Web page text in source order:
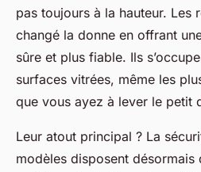
pas toujours à la hauteur. Les
changé la donne en offrant
sûre et plus fiable. Ils
surfaces vitrées, même les
que vous ayez à lever le petit
Leur atout principal ? La
modèles disposent désormais